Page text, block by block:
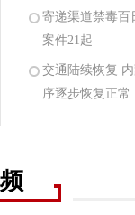
寄递渠道禁毒百
案件21起
交通陆续恢复
序逐步恢复正常